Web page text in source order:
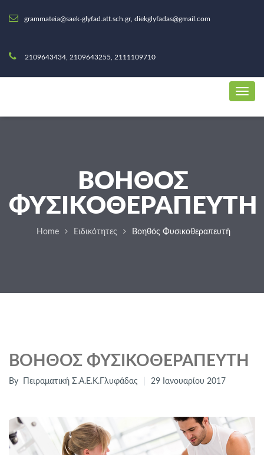
grammateia@saek-glyfad.att.sch.gr, diekglyfadas@gmail.com
2109643434, 2109643255, 2111109710
ΒΟΗΘΌΣ
ΦΥΣΙΚΟΘΕΡΑΠΕΥΤΉ
Home Ειδικότητες Βοηθός Φυσικοθεραπευτή
ΒΟΗΘΌΣ ΦΥΣΙΚΟΘΕΡΑΠΕΥΤΉ
By Πειραματική Σ.Α.Ε.Κ.Γλυφάδας 29 Ιανουαρίου 2017